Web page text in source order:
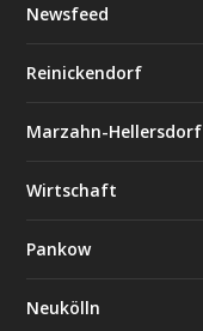
Newsfeed
Reinickendorf
Marzahn-Hellersdorf
Wirtschaft
Pankow
Neukölln